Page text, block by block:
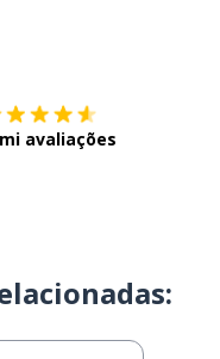
avaliações